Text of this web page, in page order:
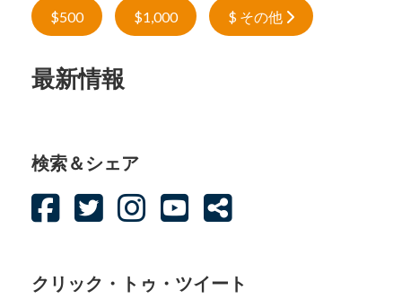
$500 $1,000 $ その他
最新情報
検索＆シェア
クリック・トゥ・ツイート